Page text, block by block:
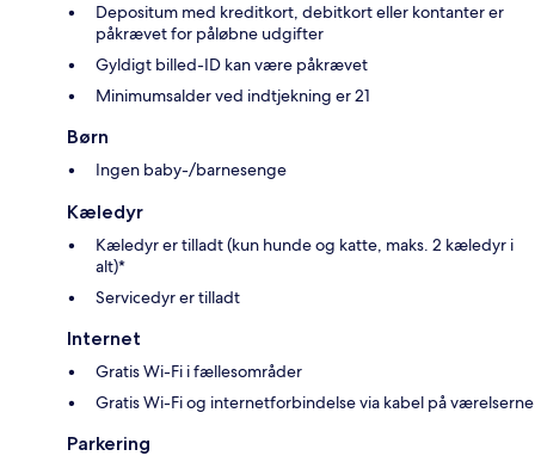
Depositum med kreditkort, debitkort eller kontanter er
påkrævet for påløbne udgifter
Gyldigt billed-ID kan være påkrævet
Minimumsalder ved indtjekning er 21
Børn
Ingen baby-/barnesenge
Kæledyr
Kæledyr er tilladt (kun hunde og katte, maks. 2 kæledyr i
alt)*
Servicedyr er tilladt
Internet
Gratis Wi-Fi i fællesområder
Gratis Wi-Fi og internetforbindelse via kabel på værelserne
Parkering